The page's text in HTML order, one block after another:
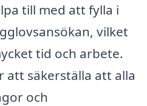
till med att fylla i
vilket
tid och arbete.
att säkerställa att alla
och